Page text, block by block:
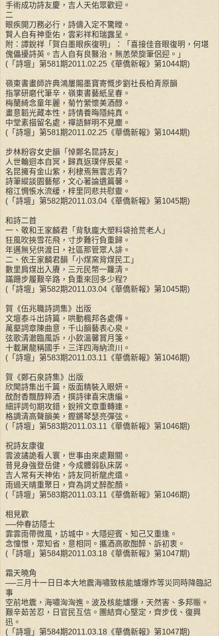
手術成功詩友慶，吉人天佑眾歡迎。
二
眼疾開刀務必行，詩儔入定不驚瞠。
賢人自有神垂佑，雲彩祥和瑞露呈。
附：譚銳祥「賀白墨眼疾復明」：「喜接佳音眼復明，何堪
傀儡擾詩英。吉人自有良醫治，無恙榮旋筆侶迎。」
(「詩壇」第581期2011.02.25《華僑新報》第1044期)
嶺東書畫師許典鴻屢賜墨寶寄慨步劉社長柏青原韻
指掌研磨代筆辛，嶺東書藝紙呈春。
梅蘭綺念童年麗，菊竹縈懷美酒醇。
畫意韜光藏本性，詩情養晦隱純真。
中堂素描留名處，禪語鮮明不見塵。
(「詩壇」第581期2011.02.25《華僑新報》第1044期)
步林粉容女史韻「悼鄭名昆詩友」
人世輪迴本自冥，歸真返璞伴辰星。
名昆擁有金山紫，利棣焉無雲志青?
詩筆縱談園藝郁，文心著論遺篇馨。
榕江惆悵水流緩，梓里同悲共慰靈。
(「詩壇」第582期2011.03.04《華僑新報》第1045期)
和詩二首
一、敬和王家麟君「背馱龐大塑料袋拾荒老人」
狂風吹挾雪花飛，寸步難行負重歸。
年邁無兒供渡日，社區那管眾人誹。
二、依王家麟君韻「小煤窯背煤民工」
數里肩煤出入賡，三元民幣一籮清。
蹣跚步履艱辛路，負重來回多少程?
(「詩壇」第582期2011.03.04《華僑新報》第1045期)
賀《伍兆職詩詞集》出版
文壇泰斗出詩篇，哄動楓邦各處傳。
萬壑詞章陳曲意，千山韻藝表心泉。
弦歌清澈臨風訴，小飲溫馨賞月箋。
十載屠龍稱國手，三洋四海納流川。
(「詩壇」第583期2011.03.11《華僑新報》第1046期)
賀《鄭石泉詩集》出版
欣聞詩集出千篇，版面精裝入眼妍。
酖酎香飄醇粹酒，撰詩律喜宋唐編。
細評詞句期攻錯，銳辨文章重轉連。
格調清高聲韻美，鏗鏘琴瑟亮彈弦。
(「詩壇」第583期2011.03.11《華僑新報》第1046期)
祝詩友康復
雲波譎詭看人寰，世事由來處艱關。
昔見身強登岳健，今成體弱臥床孱。
吉人常有天神佑，詩友同祈龍虎還。
雨過天晴重聚日，齊為詞丈醉酡顏。
(「詩壇」第583期2011.03.11《華僑新報》第1046期)
相見歡
──仲春訪隱士
霏霏雨帶微風，訪城中。大隱迎賓、知己又重逢。
念憧憬，眾知省，意相同。攜酒高歌酣醉、訴初衷。
(「詩壇」第584期2011.03.18《華僑新報》第1047期)
霜天曉角
──三月十一日日本大地震海嘯致核能爐爆炸等災同時降臨記
事
空前地震，海嘯洶洶進。波及核能爐爆，天然害、多邦賑。
艱辛茹苦忍，日官民互信。團結齊心堅定，齊步伐、復興
迅。
(「詩壇」第584期2011.03.18《華僑新報》第1047期)